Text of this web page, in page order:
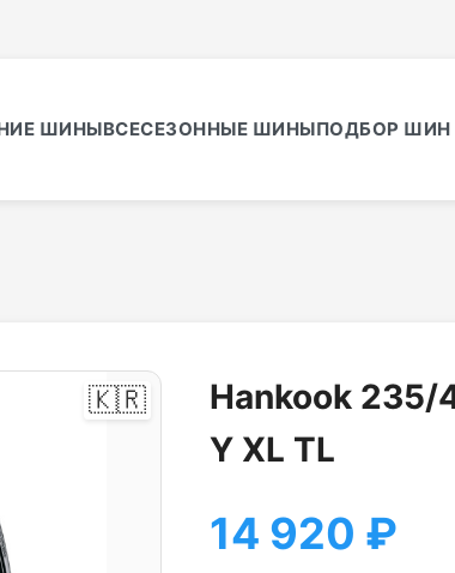
ШИНЫВСЕСЕЗОННЫЕ ШИНЫПОДБОР ШИН
🇰🇷
Hankook 235/
Y XL TL
14 920 ₽